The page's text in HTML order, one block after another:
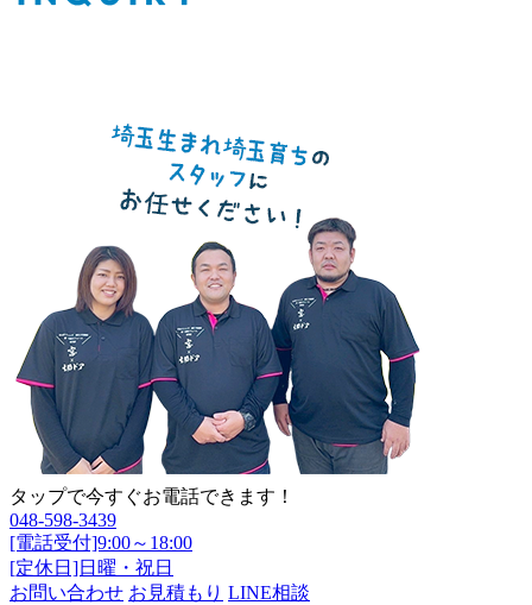
タップで今すぐお電話できます！
048-598-3439
[電話受付]9:00～18:00
[定休日]日曜・祝日
お問い合わせ お見積もり LINE相談